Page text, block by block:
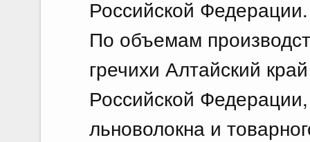
Российской Федерации.
По объемам
гречихи Алтайский
Российской
льноволокна и